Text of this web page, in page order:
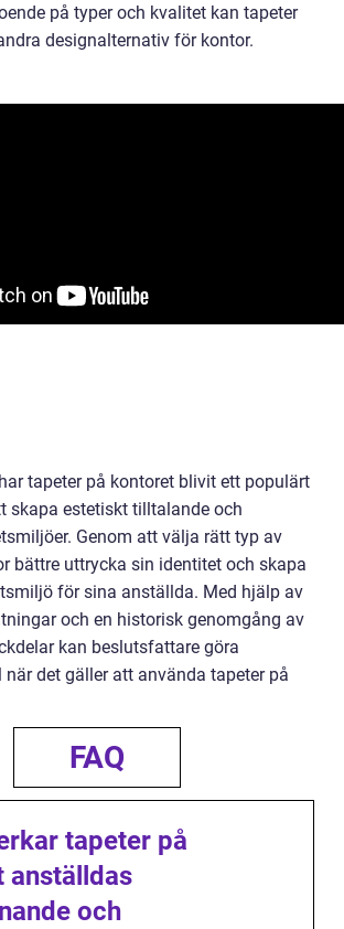
på typer och kvalitet kan tapeter
designalternativ för kontor.
tapeter på kontoret blivit ett populärt
skapa estetiskt tilltalande och
Genom att välja rätt typ av
bättre uttrycka sin identitet och skapa
för sina anställda. Med hjälp av
och en historisk genomgång av
kan beslutsfattare göra
det gäller att använda tapeter på
FAQ
tapeter på
anställdas
och